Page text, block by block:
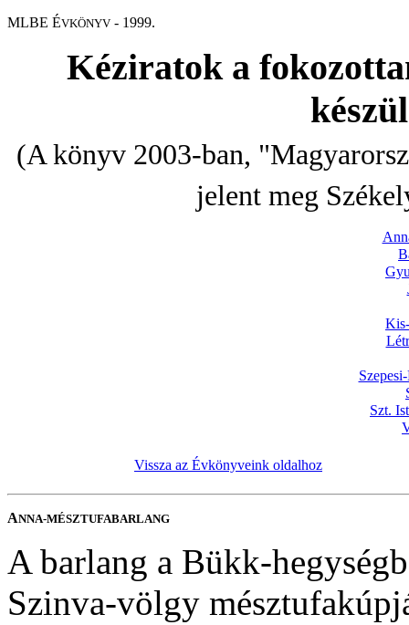
MLBE ÉVKÖNYV - 1999.
Kéziratok a
(A könyv 2003-ban,
jelent meg
Szt.
Vissza az Évkönyveink oldalhoz
ANNA-MÉSZTUFABARLANG
A barlang a Bükk-
Szinva-völgy